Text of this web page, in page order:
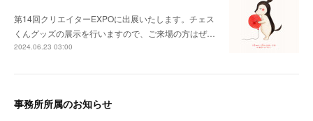
第14回クリエイターEXPOに出展いたします。チェス
くんグッズの展示を行いますので、ご来場の方はぜ…
2024.06.23 03:00
事務所所属のお知らせ